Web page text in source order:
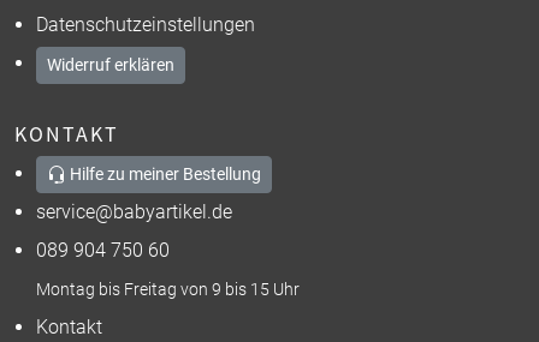
Datenschutzeinstellungen
Widerruf erklären
KONTAKT
Hilfe zu meiner Bestellung
service@babyartikel.de
089 904 750 60
Montag bis Freitag von 9 bis 15 Uhr
Kontakt